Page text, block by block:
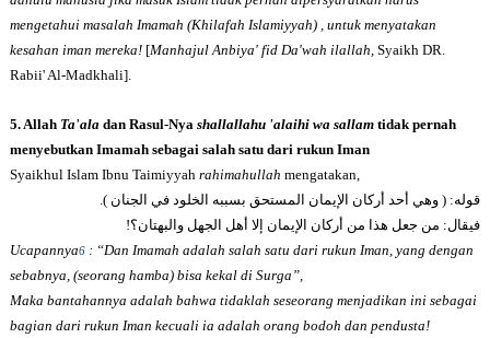
mengetahui masalah Imamah (Khilafah Islamiyyah) , untuk menyatakan
kesahan iman mereka! [Manhajul Anbiya' fid Da'wah ilallah, Syaikh DR.
Rabii' Al-Madkhali].
5. Allah Ta'ala dan Rasul-Nya shallallahu 'alaihi wa sallamtidak pernah
menyebutkan Imamah sebagai salah satu dari rukun Iman
Syaikhul Islam Ibnu Taimiyyah rahimahullah mengatakan,
قوله: ( وهي أحد أركان الإيمان المستحق بسببه الخلود في الجنان ).
فيقال: من جعل هذا من أركان الإيمان إلا أهل الجهل والبهتان؟!
Ucapannya6: “Dan Imamah adalah salah satu dari rukun Iman, yang dengan
sebabnya, (seorang hamba) bisa kekal di Surga”,
Maka bantahannya adalah bahwa tidaklah seseorang menjadikan ini sebagai
bagian dari rukun Iman kecuali ia adalah orang bodoh dan pendusta!